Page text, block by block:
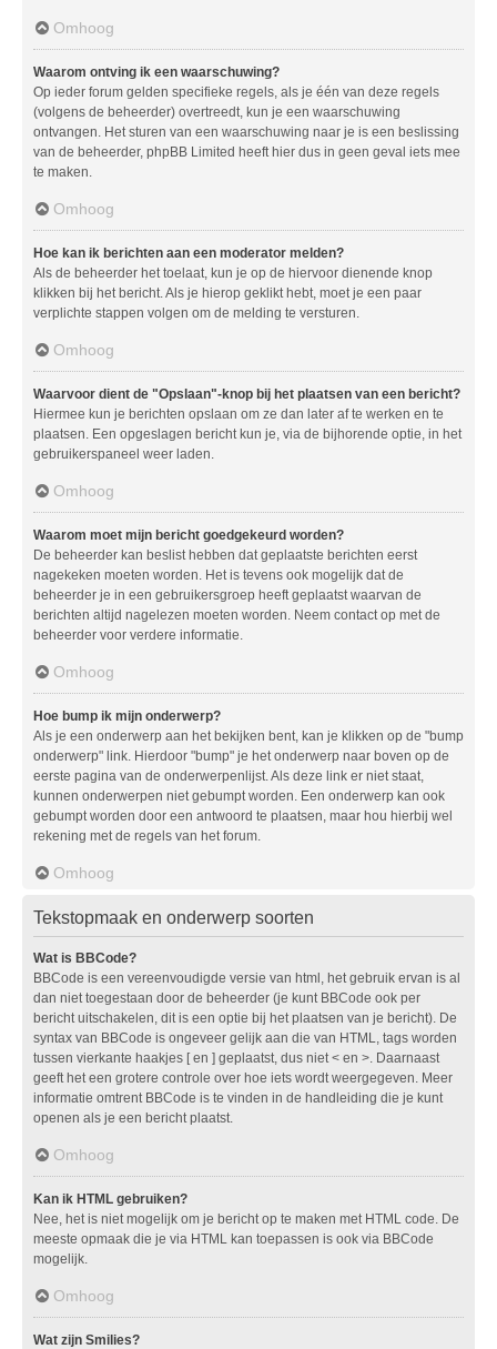
Omhoog
Waarom ontving ik een waarschuwing?
Op ieder forum gelden specifieke regels, als je één van deze regels
(volgens de beheerder) overtreedt, kun je een waarschuwing
ontvangen. Het sturen van een waarschuwing naar je is een beslissing
van de beheerder, phpBB Limited heeft hier dus in geen geval iets mee
te maken.
Omhoog
Hoe kan ik berichten aan een moderator melden?
Als de beheerder het toelaat, kun je op de hiervoor dienende knop
klikken bij het bericht. Als je hierop geklikt hebt, moet je een paar
verplichte stappen volgen om de melding te versturen.
Omhoog
Waarvoor dient de "Opslaan"-knop bij het plaatsen van een bericht?
Hiermee kun je berichten opslaan om ze dan later af te werken en te
plaatsen. Een opgeslagen bericht kun je, via de bijhorende optie, in het
gebruikerspaneel weer laden.
Omhoog
Waarom moet mijn bericht goedgekeurd worden?
De beheerder kan beslist hebben dat geplaatste berichten eerst
nagekeken moeten worden. Het is tevens ook mogelijk dat de
beheerder je in een gebruikersgroep heeft geplaatst waarvan de
berichten altijd nagelezen moeten worden. Neem contact op met de
beheerder voor verdere informatie.
Omhoog
Hoe bump ik mijn onderwerp?
Als je een onderwerp aan het bekijken bent, kan je klikken op de "bump
onderwerp" link. Hierdoor "bump" je het onderwerp naar boven op de
eerste pagina van de onderwerpenlijst. Als deze link er niet staat,
kunnen onderwerpen niet gebumpt worden. Een onderwerp kan ook
gebumpt worden door een antwoord te plaatsen, maar hou hierbij wel
rekening met de regels van het forum.
Omhoog
Tekstopmaak en onderwerp soorten
Wat is BBCode?
BBCode is een vereenvoudigde versie van html, het gebruik ervan is al
dan niet toegestaan door de beheerder (je kunt BBCode ook per
bericht uitschakelen, dit is een optie bij het plaatsen van je bericht). De
syntax van BBCode is ongeveer gelijk aan die van HTML, tags worden
tussen vierkante haakjes [ en ] geplaatst, dus niet < en >. Daarnaast
geeft het een grotere controle over hoe iets wordt weergegeven. Meer
informatie omtrent BBCode is te vinden in de handleiding die je kunt
openen als je een bericht plaatst.
Omhoog
Kan ik HTML gebruiken?
Nee, het is niet mogelijk om je bericht op te maken met HTML code. De
meeste opmaak die je via HTML kan toepassen is ook via BBCode
mogelijk.
Omhoog
Wat zijn Smilies?